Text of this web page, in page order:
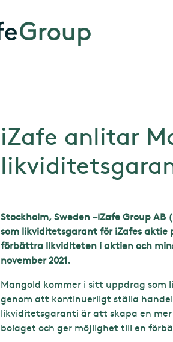
iZafe anlitar
Stockholm, Sweden –iZafe Group
som likviditetsgarant för iZafes
förbättra likviditeten i aktien och
november 2021.
Mangold kommer i sitt uppdrag
genom att kontinuerligt ställa
likviditetsgaranti är att skapa en
bolaget och ger möjlighet till en